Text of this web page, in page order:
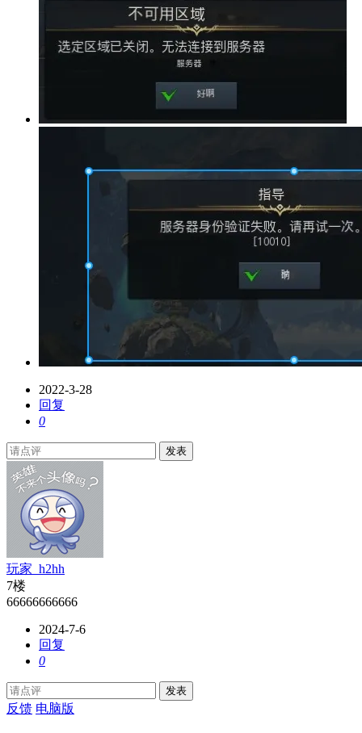
2022-3-28
回复
0
发表
玩家_h2hh
7楼
66666666666
2024-7-6
回复
0
发表
反馈 电脑版